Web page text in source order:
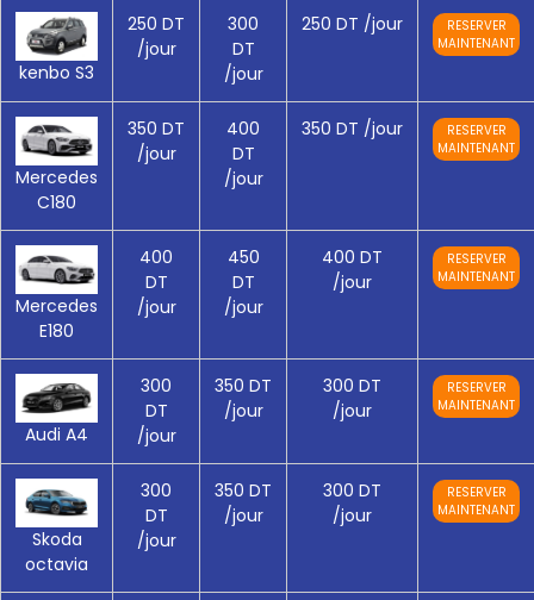
kenbo S3
250 DT
/jour
300
DT
/jour
250 DT /jour
RESERVER
MAINTENANT
Mercedes
C180
350 DT
/jour
400
DT
/jour
350 DT /jour
RESERVER
MAINTENANT
Mercedes
E180
400
DT
/jour
450
DT
/jour
400 DT
/jour
RESERVER
MAINTENANT
Audi A4
300
DT
/jour
350 DT
/jour
300 DT
/jour
RESERVER
MAINTENANT
Skoda
octavia
300
DT
/jour
350 DT
/jour
300 DT
/jour
RESERVER
MAINTENANT